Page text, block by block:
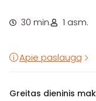
30 min. 1 asm.
Apie paslaugą
Greitas dieninis